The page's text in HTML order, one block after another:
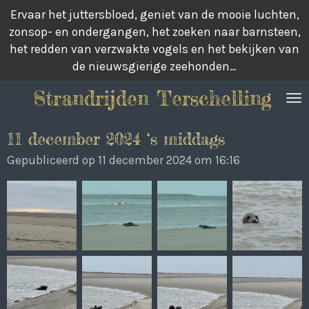
Ga
direct
naar
Strandrijden Terschelling
Ervaar het juttersbloed, geniet van de mooie luchten,
zonsop- en ondergangen, het zoeken naar barnsteen,
het redden van verzwakte vogels en het bekijken van
de nieuwsgierige zeehonden…
11 december 2024 ‘s middags
Gepubliceerd op 11 december 2024 om 16:16